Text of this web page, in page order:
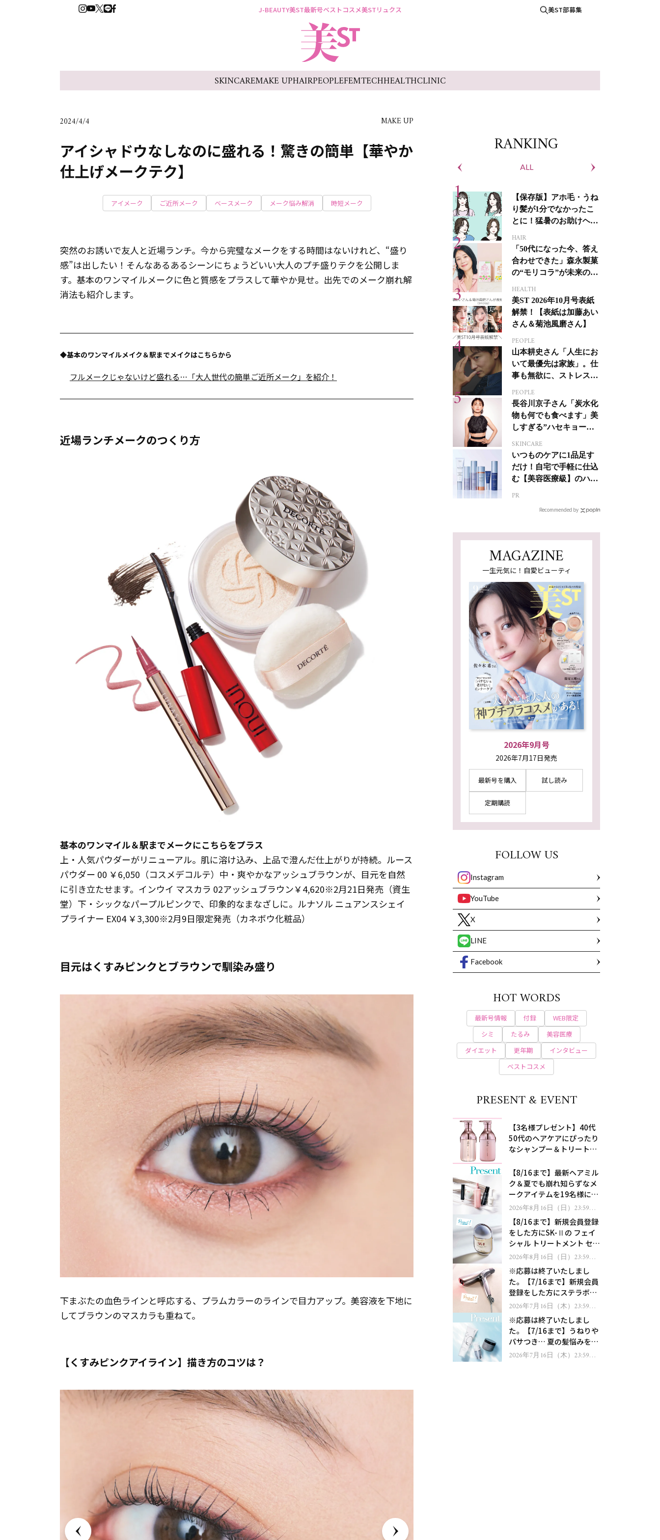
J-BEAUTY美ST最新号ベストコスメ美STリュクス 美ST部募集
SKINCAREMAKE UPHAIRPEOPLEFEMTECHHEALTHCLINIC
2024/4/4 MAKE UP
アイシャドウなしなのに盛れる！驚きの簡単【華やか
仕上げメークテク】
アイメーク ご近所メーク ベースメーク メーク悩み解消 時短メーク
突然のお誘いで友人と近場ランチ。今から完璧なメークをする時間はないけれど、“盛り
感”は出したい！そんなあるあるシーンにちょうどいい大人のプチ盛りテクを公開しま
す。基本のワンマイルメークに色と質感をプラスして華やか見せ。出先でのメーク崩れ解
消法も紹介します。
◆基本のワンマイルメイク＆駅までメイクはこちらから
フルメークじゃないけど盛れる…「大人世代の簡単ご近所メーク」を紹介！
近場ランチメークのつくり方
基本のワンマイル＆駅までメークにこちらをプラス
上・人気パウダーがリニューアル。肌に溶け込み、上品で澄んだ仕上がりが持続。ルース
パウダー 00 ￥6,050（コスメデコルテ）中・爽やかなアッシュブラウンが、目元を自然
に引き立たせます。インウイ マスカラ 02アッシュブラウン￥4,620※2月21日発売（資生
堂）下・シックなパープルピンクで、印象的なまなざしに。ルナソル ニュアンスシェイ
プライナー EX04 ￥3,300※2月9日限定発売（カネボウ化粧品）
目元はくすみピンクとブラウンで馴染み盛り
下まぶたの血色ラインと呼応する、プラムカラーのラインで目力アップ。美容液を下地に
してブラウンのマスカラも重ねて。
【くすみピンクアイライン】描き方のコツは？
RANKING
ALL
【保存版】アホ毛・うね
り髪が1分でなかったこ
とに！猛暑のお助けヘア
HAIR
「50代になった今、答え
合わせできた」森永製菓
の“モリコラ”が未来のキ
HEALTH
美ST 2026年10月号表紙
解禁！【表紙は加藤あい
さん＆菊池風磨さん】
PEOPLE
山本耕史さん「人生にお
いて最優先は家族」。仕
事も無欲に、ストレスを
PEOPLE
長谷川京子さん「炭水化
物も何でも食べます」美
しすぎる”ハセキョーボ
SKINCARE
いつものケアに1品足す
だけ！自宅で手軽に仕込
む【美容医療級】のハリ
PR
Recommended by
MAGAZINE
一生元気に！自愛ビューティ
2026年9月号
2026年7月17日発売
最新号を購入 試し読み
定期購読
FOLLOW US
Instagram
YouTube
X
LINE
Facebook
HOT WORDS
最新号情報 付録
WEB限定
シミ
たるみ
美容医療
ダイエット
更年期
インタビュー
ベストコスメ
PRESENT & EVENT
【3名様プレゼント】40代
50代のヘアケアにぴったり
なシャンプー＆トリートメ
処！
【8/16まで】最新ヘアミル
ク＆夏でも崩れ知らずなメ
ークアイテムを19名様にプ
レゼント！
2026年8月16日（日）23:59ま
で【8/16まで】新規会員登録
をした方にSK-Ⅱの フェイ
シャル トリートメント セラ
ムをプレゼント！
2026年8月16日（日）23:59ま
※応募は終了いたしまし
た。【7/16まで】新規会員
登録をした方にステラボー
テのシャインリバース ヘア
ゼント！
2026年7月16日（木）23:59ま
※応募は終了いたしまし
た。【7/16まで】うねりや
パサつき… 夏の髪悩みを解
消するヘアケアアイテムを
2026年7月16日（木）23:59ま